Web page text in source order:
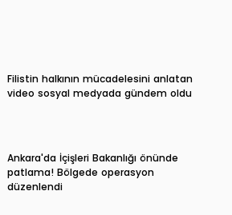
Filistin halkının mücadelesini anlatan
video sosyal medyada gündem oldu
Ankara'da İçişleri Bakanlığı önünde
patlama! Bölgede operasyon
düzenlendi